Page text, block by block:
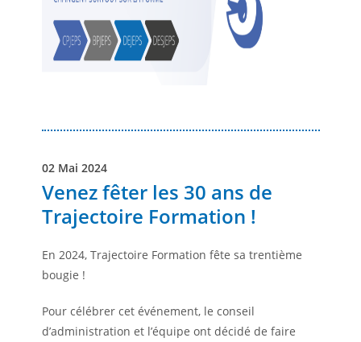
02 Mai 2024
Venez fêter les 30 ans de
Trajectoire Formation !
En 2024, Trajectoire Formation fête sa trentième
bougie !
Pour célébrer cet événement, le conseil
d’administration et l’équipe ont décidé de faire